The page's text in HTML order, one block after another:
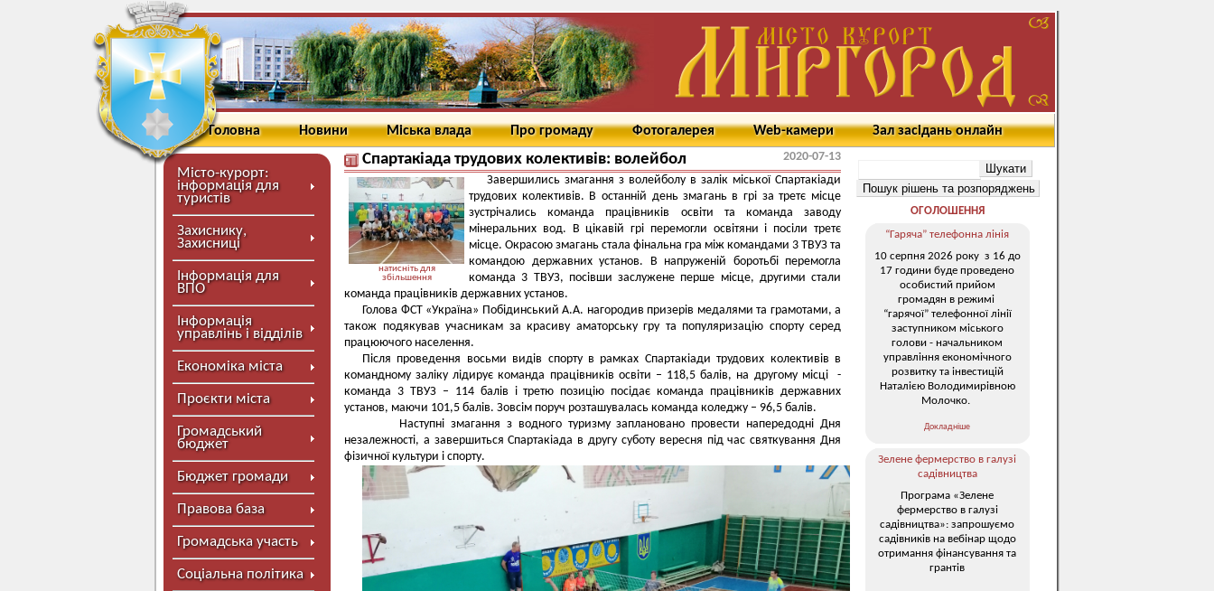
Головна Новини Міська влада Про громаду Фотогалерея Web-камери Зал засідань онлайн
Місто-курорт:
інформація для
туристів
Захиснику,
Захисниці
Інформація для
ВПО
Інформація
управлінь і відділів
Економіка міста
Проєкти міста
Громадський
бюджет
Бюджет громади
Правова база
Громадська участь
Соціальна політика
Спартакіада трудових колективів: волейбол 2020-07-13
натисніть для
збільшення
Завершились змагання з волейболу в залік міської Спартакіади
трудових колективів. В останній день змагань в грі за третє місце
зустрічались команда працівників освіти та команда заводу
мінеральних вод. В цікавій грі перемогли освітяни і посіли третє
місце. Окрасою змагань стала фінальна гра між командами 3 ТВУЗ та
командою державних установ. В напруженій боротьбі перемогла
команда 3 ТВУЗ, посівши заслужене перше місце, другими стали
команда працівників державних установ.
Голова ФСТ «Україна» Побідинський А.А. нагородив призерів медалями та грамотами, а
також подякував учасникам за красиву аматорську гру та популяризацію спорту серед
працюючого населення.
Після проведення восьми видів спорту в рамках Спартакіади трудових колективів в
командному заліку лідирує команда працівників освіти – 118,5 балів, на другому місці -
команда 3 ТВУЗ – 114 балів і третю позицію посідає команда працівників державних
установ, маючи 101,5 балів. Зовсім поруч розташувалась команда коледжу – 96,5 балів.
Наступні змагання з водного туризму заплановано провести напередодні Дня
незалежності, а завершиться Спартакіада в другу суботу вересня під час святкування Дня
фізичної культури і спорту.
ОГОЛОШЕННЯ
“Гаряча” телефонна лінія
10 серпня 2026 року з 16 до
17 години буде проведено
особистий прийом
громадян в режимі
“гарячої” телефонної лінії
заступником міського
голови - начальником
управління економічного
розвитку та інвестицій
Наталією Володимирівною
Молочко.
Докладніше
Зелене фермерство в галузі
садівництва
Програма «Зелене
фермерство в галузі
садівництва»: запрошуємо
садівників на вебінар щодо
отримання фінансування та
грантів